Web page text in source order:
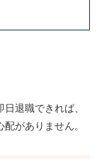
退職できれば、
がありません。